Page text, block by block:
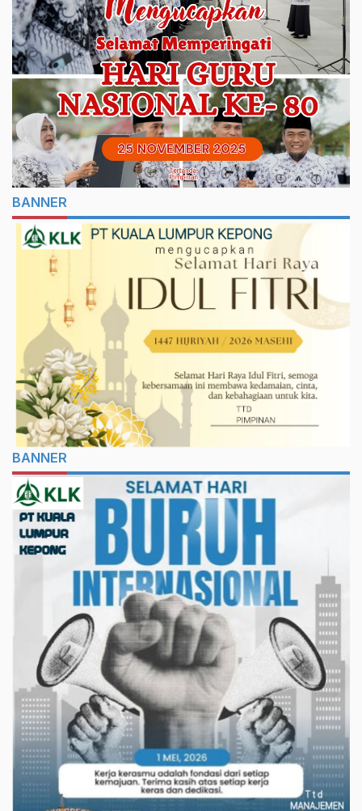
BANNER
BANNER